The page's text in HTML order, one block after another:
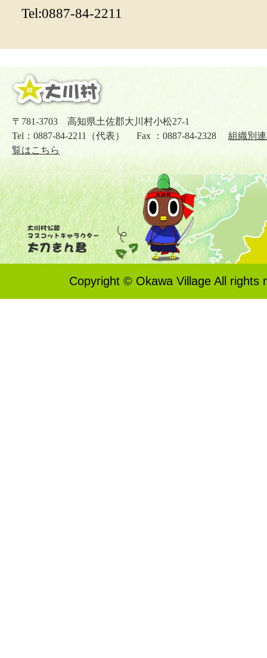
Tel:0887-84-2211
〒781-3703 高知県土佐郡大川村小松27-1
Tel：0887-84-2211（代表） Fax ：0887-84-2328 組織別
覧はこちら
Copyright © Okawa Village All rights